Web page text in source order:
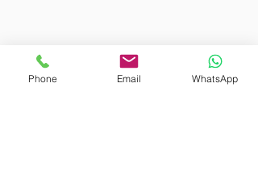
Phone Email WhatsApp